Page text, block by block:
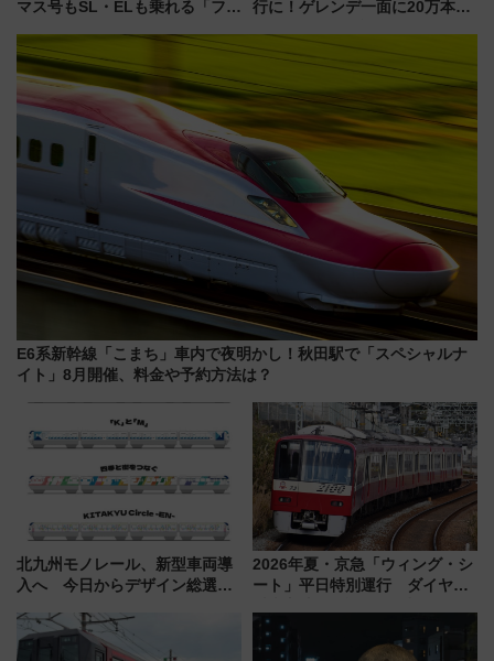
マス号もSL・ELも乗れる「フリ
受注販売
行に！ゲレンデ一面に20万本の
アひまわり園」開園
E6系新幹線「こまち」車内で夜明かし！秋田駅で「スペシャルナ
イト」8月開催、料金や予約方法は？
北九州モノレール、新型車両導
入へ 今日からデザイン総選挙
2026年夏・京急「ウィング・シ
ート」平日特別運行 ダイヤ・
三浦海岸を堪能できるお出かけ
プランもご紹介